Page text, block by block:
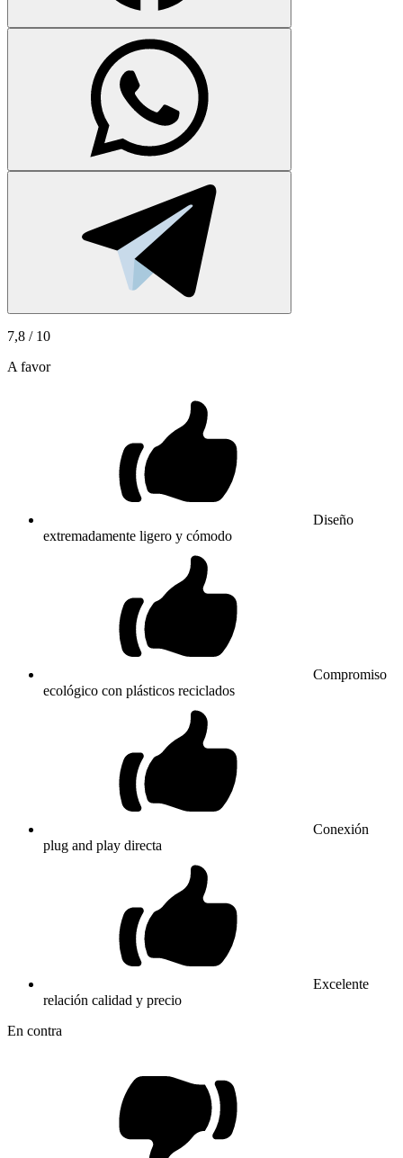
7,8 / 10
A favor
Diseño
extremadamente ligero y cómodo
Compromiso
ecológico con plásticos reciclados
Conexión
plug and play directa
Excelente
relación calidad y precio
En contra